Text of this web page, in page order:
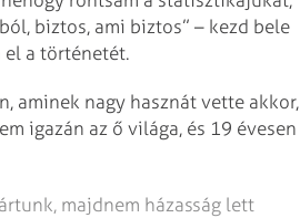
biztos, ami biztos” – kezd bele
el a történetét.
aminek nagy hasznát vette akkor,
igazán az ő világa, és 19 évesen
majdnem házasság lett